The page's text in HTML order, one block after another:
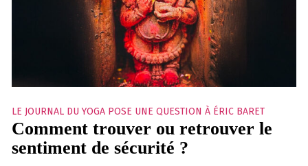
LE JOURNAL DU YOGA POSE UNE QUESTION À ÉRIC BARET
Comment trouver ou retrouver le
sentiment de sécurité ?